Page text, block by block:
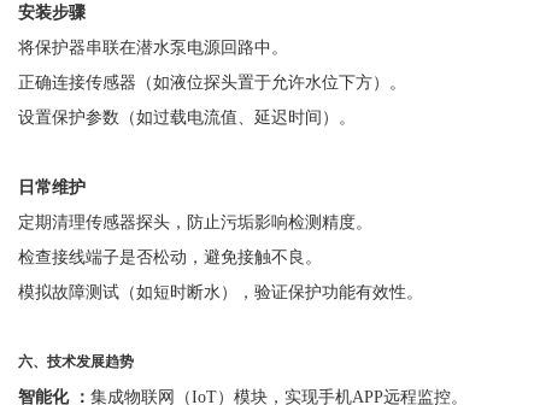
安装步骤
将保护器串联在潜水泵电源回路中。
正确连接传感器（如液位探头置于允许水位下方）。
设置保护参数（如过载电流值、延迟时间）。
日常维护
定期清理传感器探头，防止污垢影响检测精度。
检查接线端子是否松动，避免接触不良。
模拟故障测试（如短时断水），验证保护功能有效性。
六、技术发展趋势
智能化 ： 集成物联网（IoT）模块，实现手机APP远程监控。